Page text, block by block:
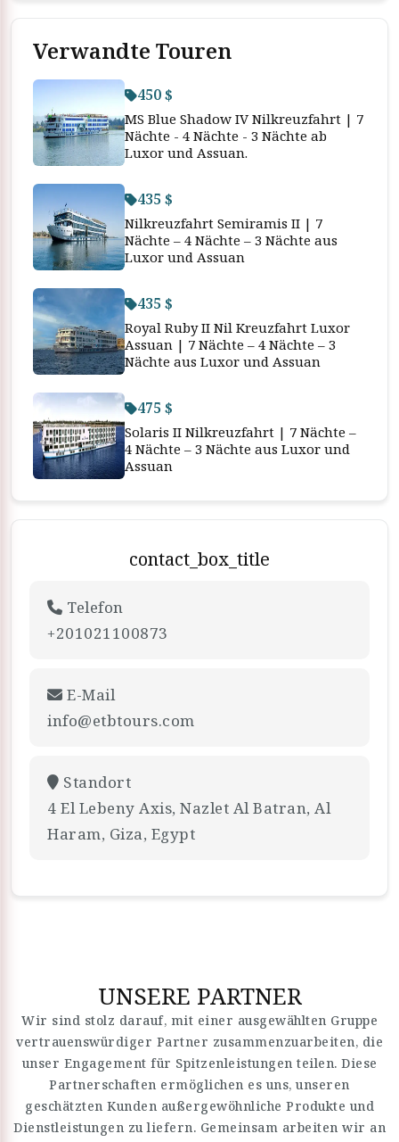
Verwandte Touren
450 $
MS Blue Shadow IV Nilkreuzfahrt | 7
Nächte - 4 Nächte - 3 Nächte ab
Luxor und Assuan.
435 $
Nilkreuzfahrt Semiramis II | 7
Nächte – 4 Nächte – 3 Nächte aus
Luxor und Assuan
435 $
Royal Ruby II Nil Kreuzfahrt Luxor
Assuan | 7 Nächte – 4 Nächte – 3
Nächte aus Luxor und Assuan
475 $
Solaris II Nilkreuzfahrt | 7 Nächte –
4 Nächte – 3 Nächte aus Luxor und
Assuan
contact_box_title
Telefon
+201021100873
E-Mail
info@etbtours.com
Standort
4 El Lebeny Axis, Nazlet Al Batran, Al
Haram, Giza, Egypt
UNSERE PARTNER
Wir sind stolz darauf, mit einer ausgewählten Gruppe
vertrauenswürdiger Partner zusammenzuarbeiten, die
unser Engagement für Spitzenleistungen teilen. Diese
Partnerschaften ermöglichen es uns, unseren
geschätzten Kunden außergewöhnliche Produkte und
Dienstleistungen zu liefern. Gemeinsam arbeiten wir an